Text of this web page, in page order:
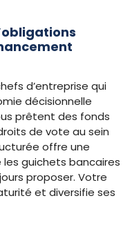
d’entreprise qui
décisionnelle
prêtent des fonds
de vote au sein
offre une
guichets bancaires
proposer. Votre
et diversifie ses